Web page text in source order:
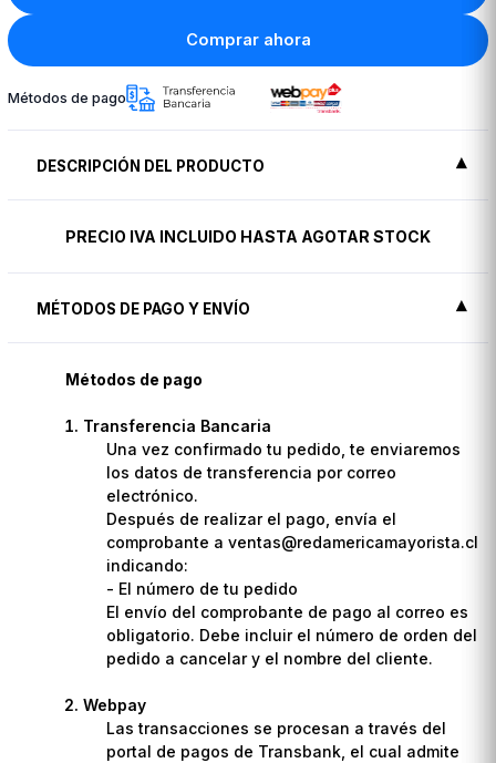
Comprar ahora
Métodos de pago
DESCRIPCIÓN DEL PRODUCTO
PRECIO IVA INCLUIDO HASTA AGOTAR STOCK
MÉTODOS DE PAGO Y ENVÍO
Métodos de pago
Transferencia Bancaria
Una vez confirmado tu pedido, te enviaremos
los datos de transferencia por correo
electrónico.
Después de realizar el pago, envía el
comprobante a ventas@redamericamayorista.cl
indicando:
- El número de tu pedido
El envío del comprobante de pago al correo es
obligatorio. Debe incluir el número de orden del
pedido a cancelar y el nombre del cliente.
Webpay
Las transacciones se procesan a través del
portal de pagos de Transbank, el cual admite